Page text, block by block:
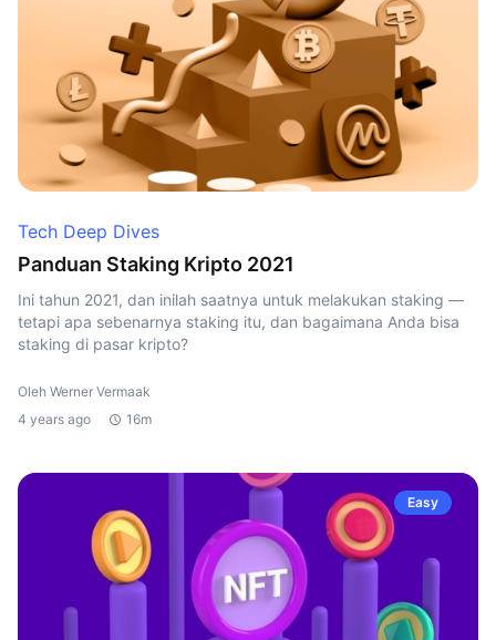
Tech Deep Dives
Panduan Staking Kripto 2021
Ini tahun 2021, dan inilah saatnya untuk melakukan staking —
tetapi apa sebenarnya staking itu, dan bagaimana Anda bisa
staking di pasar kripto?
Oleh Werner Vermaak
4 years ago
16m
Easy